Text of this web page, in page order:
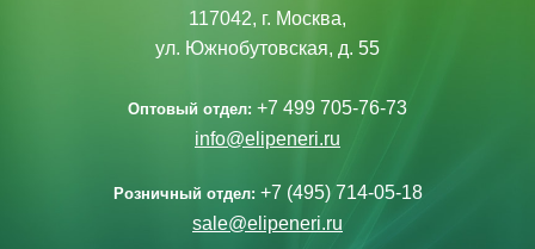
117042, г. Москва,
ул. Южнобутовская, д. 55
Оптовый отдел: +7 499 705-76-73
info@elipeneri.ru
Розничный отдел: +7 (495) 714-05-18
sale@elipeneri.ru